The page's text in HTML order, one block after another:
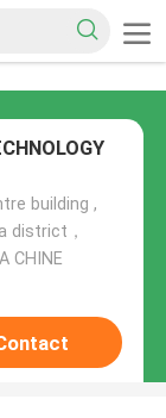
building ,
district，
CHINE